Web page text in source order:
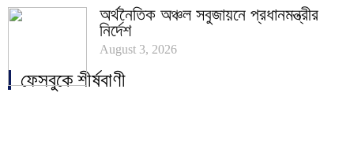
অর্থনৈতিক অঞ্চল সবুজায়নে প্রধানমন্ত্রীর
নির্দেশ
August 3, 2026
ফেসবুকে শীর্ষবাণী